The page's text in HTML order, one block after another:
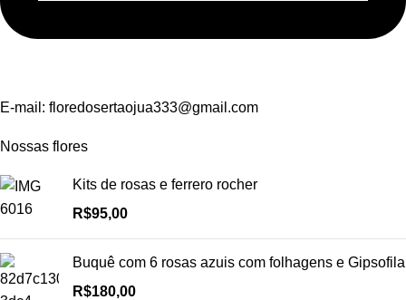
E-mail: floredosertaojua333@gmail.com
Nossas flores
Kits de rosas e ferrero rocher
R$95,00
Buquê com 6 rosas azuis com folhagens e Gipsofila
R$180,00